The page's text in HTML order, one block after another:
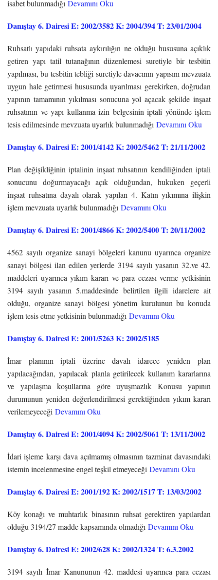
isabet bulunmadığı Devamını Oku
Danıştay 6. Dairesi E: 2002/3582 K: 2004/394 T: 23/01/2004
Ruhsatlı yapıdaki ruhsata aykırılığın ne olduğu hususuna açıklık
getiren yapı tatil tutanağının düzenlemesi suretiyle bir tesbitin
yapılması, bu tesbitin tebliği suretiyle davacının yapısını mevzuata
uygun hale getirmesi hususunda uyarılması gerekirken, doğrudan
yapının tamamının yıkılması sonucuna yol açacak şekilde inşaat
ruhsatının ve yapı kullanma izin belgesinin iptali yönünde işlem
tesis edilmesinde mevzuata uyarlık bulunmadığı Devamını Oku
Danıştay 6. Dairesi E: 2001/4142 K: 2002/5462 T: 21/11/2002
Plan değişikliğinin iptalinin inşaat ruhsatının kendiliğinden iptali
sonucunu doğurmayacağı açık olduğundan, hukuken geçerli
inşaat ruhsatına dayalı olarak yapılan 4. Katın yıkımına ilişkin
işlem mevzuata uyarlık bulunmadığı Devamını Oku
Danıştay 6. Dairesi E: 2001/4866 K: 2002/5400 T: 20/11/2002
4562 sayılı organize sanayi bölgeleri kanunu uyarınca organize
sanayi bölgesi ilan edilen yerlerde 3194 sayılı yasanın 32.ve 42.
maddeleri uyarınca yıkım kararı ve para cezası verme yetkisinin
3194 sayılı yasanın 5.maddesinde belirtilen ilgili idarelere ait
olduğu, organize sanayi bölgesi yönetim kurulunun bu konuda
işlem tesis etme yetkisinin bulunmadığı Devamını Oku
Danıştay 6. Dairesi E: 2001/5263 K: 2002/5185
İmar planının iptali üzerine davalı idarece yeniden plan
yapılacağından, yapılacak planla getirilecek kullanım kararlarına
ve yapılaşma koşullarına göre uyuşmazlık Konusu yapının
durumunun yeniden değerlendirilmesi gerektiğinden yıkım kararı
verilemeyeceği Devamını Oku
Danıştay 6. Dairesi E: 2001/4094 K: 2002/5061 T: 13/11/2002
İdari işleme karşı dava açılmamış olmasının tazminat davasındaki
istemin incelenmesine engel teşkil etmeyeceği Devamını Oku
Danıştay 6. Dairesi E: 2001/192 K: 2002/1517 T: 13/03/2002
Köy konağı ve muhtarlık binasının ruhsat gerektiren yapılardan
olduğu 3194/27 madde kapsamında olmadığı Devamını Oku
Danıştay 6. Dairesi E: 2002/628 K: 2002/1324 T: 6.3.2002
3194 sayılı İmar Kanununun 42. maddesi uyarınca para cezası